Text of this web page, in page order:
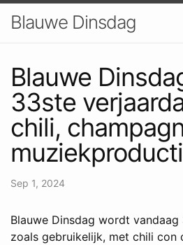
Blauwe Dinsdag
Blauwe
33ste
chili,
Sep 1, 2024
Blauwe Dinsdag wordt
zoals gebruikelijk, met chili con